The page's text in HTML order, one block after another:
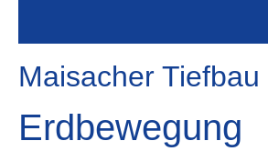
Maisacher Tiefbau
Erdbewegung